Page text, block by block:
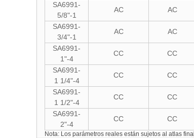
SA6991-
5/8"-1
AC AC
SA6991-
3/4"-1
AC AC
SA6991-
1"-4
CC CC
SA6991-
1 1/4"-4
CC CC
SA6991-
1 1/2"-4
CC CC
SA6991-
2"-4
CC CC
Nota: Los parámetros reales están sujetos al atlas final